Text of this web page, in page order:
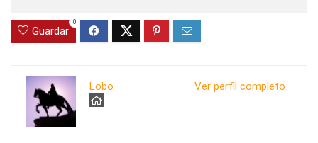
Guardar
0
Ver perfil completo
Lobo